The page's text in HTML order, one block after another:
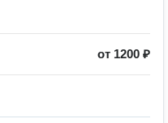
от 1200 ₽